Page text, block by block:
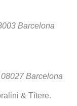
Barcelona
Barcelona
& Títere.